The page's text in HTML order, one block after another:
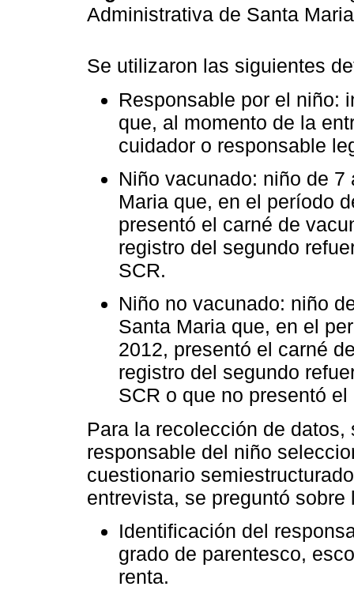
Administrativa de Santa
Se utilizaron las siguientes
Responsable por el niño:
que, al momento de la
cuidador o responsable
Niño vacunado: niño de
Maria que, en el período
presentó el carné de
registro del segundo
SCR.
Niño no vacunado: niño
Santa Maria que, en el
2012, presentó el carné
registro del segundo
SCR o que no presentó
Para la recolección de
responsable del niño
cuestionario
entrevista, se preguntó
Identificación del
grado de parentesco,
renta.